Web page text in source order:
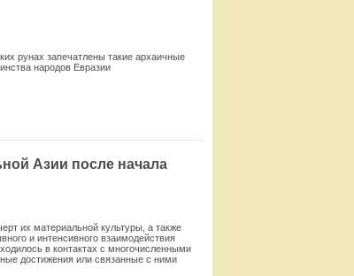
рунах запечатлены такие архаичные
народов Евразии
Азии после начала
их материальной культуры, а также
и интенсивного взаимодействия
в контактах с многочисленными
достижения или связанные с ними